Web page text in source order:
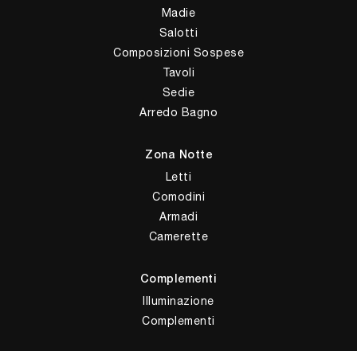
Madie
Salotti
Composizioni Sospese
Tavoli
Sedie
Arredo Bagno
Zona Notte
Letti
Comodini
Armadi
Camerette
Complementi
Illuminazione
Complementi